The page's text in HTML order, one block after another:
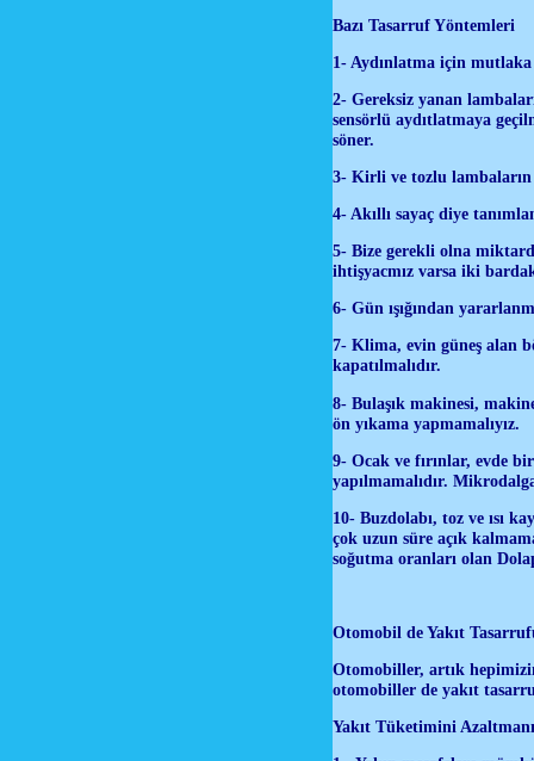
Bazı Tasarruf Yöntemleri
1- Aydınlatma için
2- Gereksiz yanan
sensörlü aydıtlatmaya
söner.
3- Kirli ve tozlu lambaların
4- Akıllı sayaç diye
5- Bize gerekli olna
ihtişyacmız varsa iki
6- Gün ışığından
7- Klima, evin güneş alan
kapatılmalıdır.
8- Bulaşık makinesi,
ön yıkama yapmamalıyız.
9- Ocak ve fırınlar, evde
yapılmamalıdır.
10- Buzdolabı, toz ve ısı
çok uzun süre açık
soğutma oranları olan
Otomobil de Yakıt
Otomobiller, artık
otomobiller de yakıt
Yakıt Tüketimini